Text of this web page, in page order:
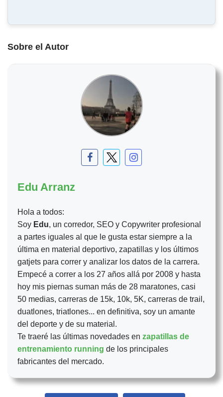
Sobre el Autor
Edu Arranz
Hola a todos:
Soy Edu, un corredor, SEO y Copywriter profesional
a partes iguales al que le gusta estar siempre a la
última en material deportivo, zapatillas y los últimos
gatjets para correr y analizar los datos de la carrera.
Empecé a correr a los 27 años allá por 2008 y hasta
hoy mis piernas suman más de 28 maratones, casi
50 medias, carreras de 15k, 10k, 5K, carreras de trail,
duatlones, triatlones... en definitiva, soy un amante
del deporte y de su material.
Te traeré las últimas novedades en zapatillas de
entrenamiento running de los principales
fabricantes del mercado.